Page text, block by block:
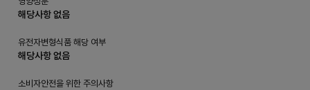
해당사항 없음
유전자변형식품 해당 여부
해당사항 없음
소비자안전을 위한 주의사항